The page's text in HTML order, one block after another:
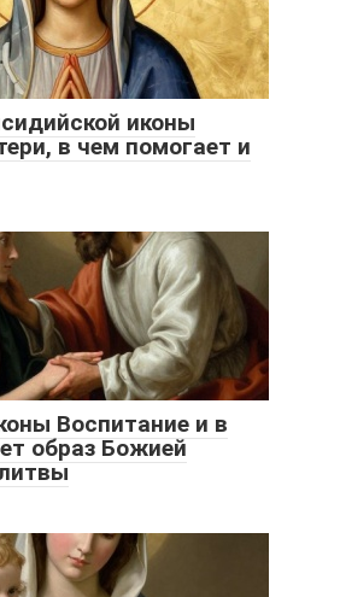
иконы
в чем помогает и
Воспитание и в
образ Божией